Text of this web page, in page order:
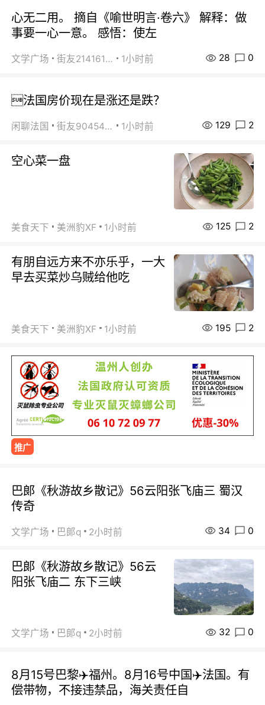
心无二用。 摘自《喻世明言·卷六》 解释：做
事要一心一意。 感悟：使左
文学广场 街友21416156 1小时前 28 0
法国房价现在是涨还是跌？
闲聊法国 街友90454511 1小时前 129 2
空心菜一盘
美食天下 美洲豹XF 1小时前 125 2
有朋自远方来不亦乐乎，一大
早去买菜炒乌贼给他吃
美食天下 美洲豹XF 1小时前 195 2
推广
巴郞《秋游故乡散记》56云阳张飞庙三 蜀汉
传奇
文学广场 巴郞q 2小时前 34 0
巴郞《秋游故乡散记》56云
阳张飞庙二 东下三峡
文学广场 巴郞q 2小时前 32 0
8月15号巴黎✈️福州。8月16号中国✈️法国。有
偿带物，不接违禁品，海关责任自